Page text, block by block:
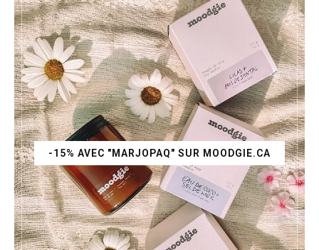
-15% AVEC "MARJOPAQ" SUR MOODGIE.CA